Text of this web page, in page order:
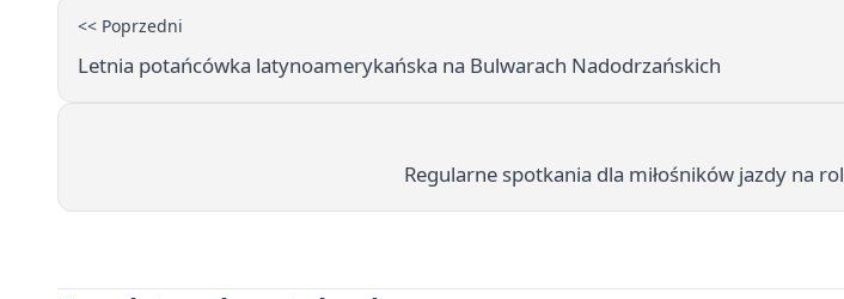
<< Poprzedni
Letnia potańcówka latynoamerykańska na Bulwarach Nadodrzańskich
Regularne spotkania dla miłośników jazdy na